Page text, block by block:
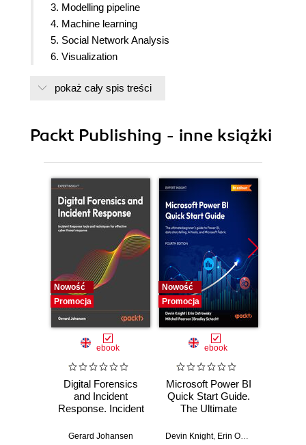
3. Modelling pipeline
4. Machine learning
5. Social Network Analysis
6. Visualization
pokaż cały spis treści
Packt Publishing - inne książki
Nowość
Promocja
ebook
Digital Forensics
and Incident
Response. Incident
and techniques for
Gerard Johansen
Nowość
Promocja
ebook
Microsoft Power BI
Quick Start Guide.
The Ultimate
to Power BI, Data
Devin Knight, Erin Ostrowsky